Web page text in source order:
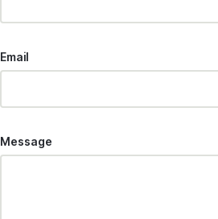
Email
Message